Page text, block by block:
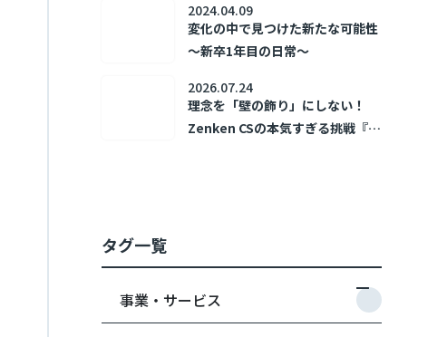
変化の中で見つけた新たな可能性
～新卒1年目の日常～
2024.04.09
理念を「壁の飾り」にしない！
Zenken CSの本気すぎる挑戦『ホ
2026.07.24
タグ一覧
事業・サービス